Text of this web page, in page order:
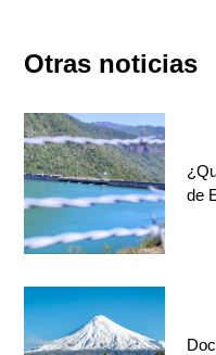
Otras noticias
de